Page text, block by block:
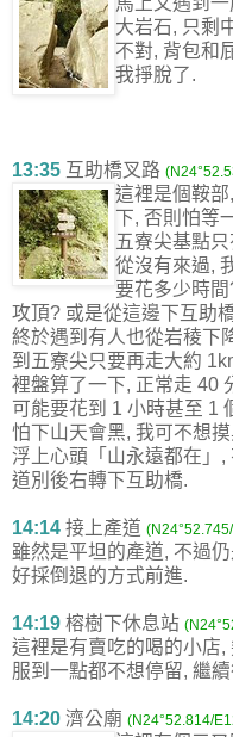
大岩石, 只剩
不對, 背包和
我掙脫了.
13:35 互助橋叉路
這裡是個鞍
下, 否則怕等
五寮尖基點
從沒有來過,
要花多少時
攻頂? 或是從這邊下互助
終於遇到有人也從岩稜下
到五寮尖只要再走大約
裡盤算了一下, 正常走 40
可能要花到 1 小時甚至 1
怕下山天會黑, 我可不想
浮上心頭「山永遠都在」
道別後右轉下互助橋.
14:14 接上產道
雖然是平坦的產道, 不過
好採倒退的方式前進.
14:19 榕樹下休息站
這裡是有賣吃的喝的小店
服到一點都不想停留, 繼
14:20 濟公廟 (N24°52.814/